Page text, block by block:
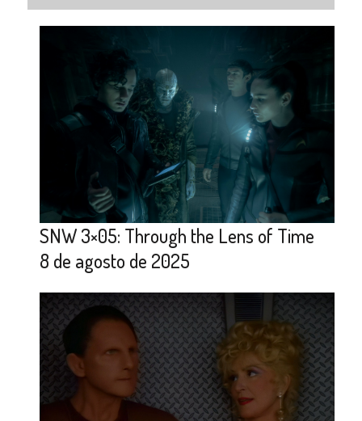
SNW 3×05: Through the Lens of Time
8 de agosto de 2025